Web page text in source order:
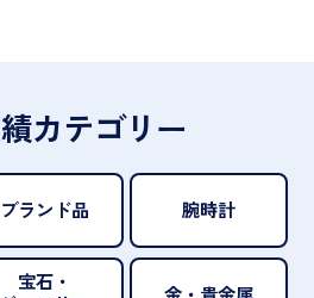
カテゴリー
ブランド品 腕時計
宝石・